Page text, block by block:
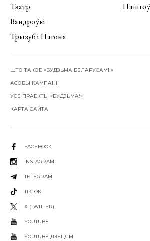
Тэатр
Вандроўкі
Трызуб і Пагоня
ШТО ТАКОЕ «БУДЗЬМА БЕЛАРУСАМІ!»
АСОБЫ КАМПАНІІ
УСЕ ПРАЕКТЫ «БУДЗЬМА!»
КАРТА САЙТА
FACEBOOK
INSTAGRAM
TELEGRAM
TIKTOK
X (TWITTER)
YOUTUBE
YOUTUBE ДЗЕЦЯМ